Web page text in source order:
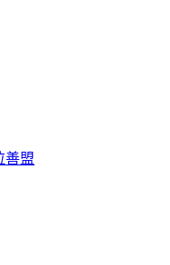
善盟